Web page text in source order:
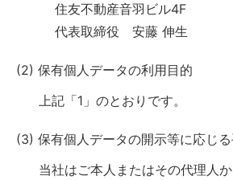
住友不動産音羽ビル4F
代表取締役 安藤 伸生
(2) 保有個人データの利用目的
上記「1」のとおりです。
(3) 保有個人データの開示等に応じ
当社はご本人またはその代理人